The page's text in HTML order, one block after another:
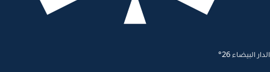
الدار البيضاء 26°